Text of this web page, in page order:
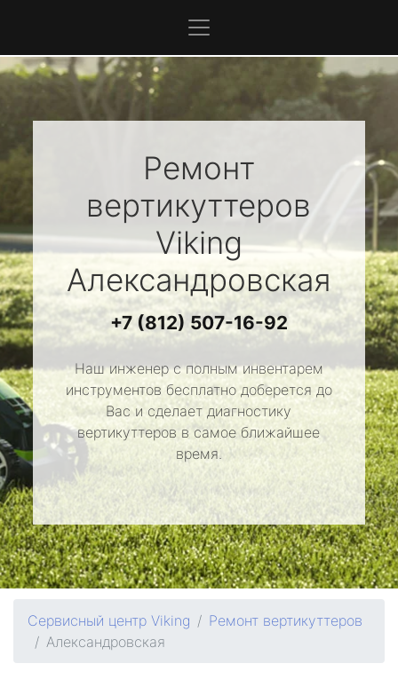
Ремонт
вертикуттеров
Viking
Александровская
+7 (812) 507-16-92
Наш инженер с полным инвентарем
инструментов бесплатно доберется до
Вас и сделает диагностику
вертикуттеров в самое ближайшее
время.
Сервисный центр Viking
Ремонт вертикуттеров
Александровская